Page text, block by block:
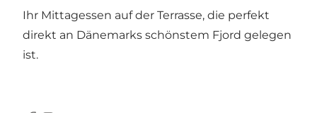
Ihr Mittagessen auf der Terrasse, die perfekt
direkt an Dänemarks schönstem Fjord gelegen
ist.